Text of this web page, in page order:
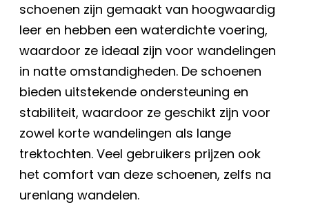
schoenen zijn gemaakt van hoogwaardig
leer en hebben een waterdichte voering,
waardoor ze ideaal zijn voor wandelingen
in natte omstandigheden. De schoenen
bieden uitstekende ondersteuning en
stabiliteit, waardoor ze geschikt zijn voor
zowel korte wandelingen als lange
trektochten. Veel gebruikers prijzen ook
het comfort van deze schoenen, zelfs na
urenlang wandelen.